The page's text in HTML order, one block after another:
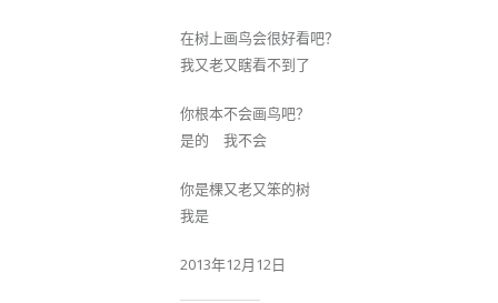
在树上画鸟会很好看吧？
我又老又瞎看不到了
你根本不会画鸟吧？
是的 我不会
你是棵又老又笨的树
我是
2013年12月12日